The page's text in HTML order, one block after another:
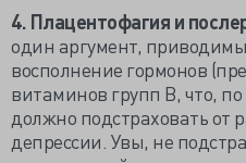
4. Плацентофагия и
один аргумент,
восполнение гормонов
витаминов групп В, что,
должно подстраховать от
депрессии. Увы, не